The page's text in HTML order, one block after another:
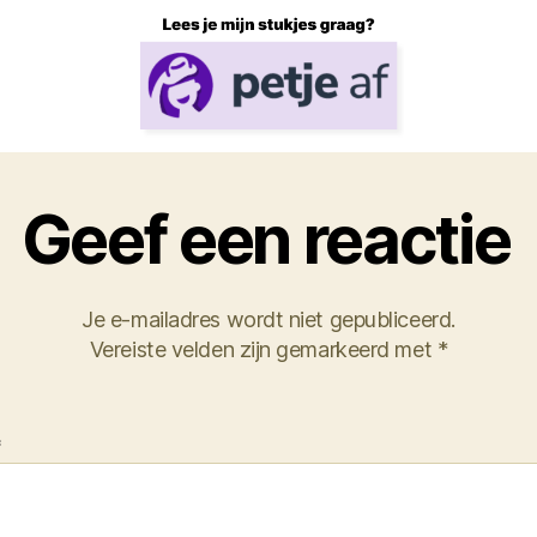
Geef een reactie
Je e-mailadres wordt niet gepubliceerd.
Vereiste velden zijn gemarkeerd met *